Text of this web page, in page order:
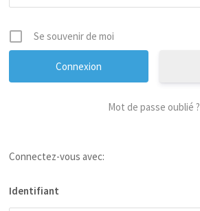
Se souvenir de moi
Mot de passe oublié ?
Connectez-vous avec:
Identifiant